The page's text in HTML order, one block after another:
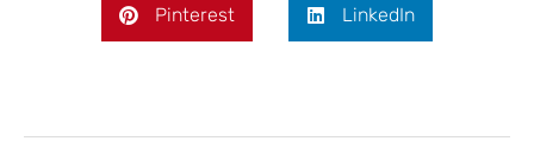
Pinterest LinkedIn